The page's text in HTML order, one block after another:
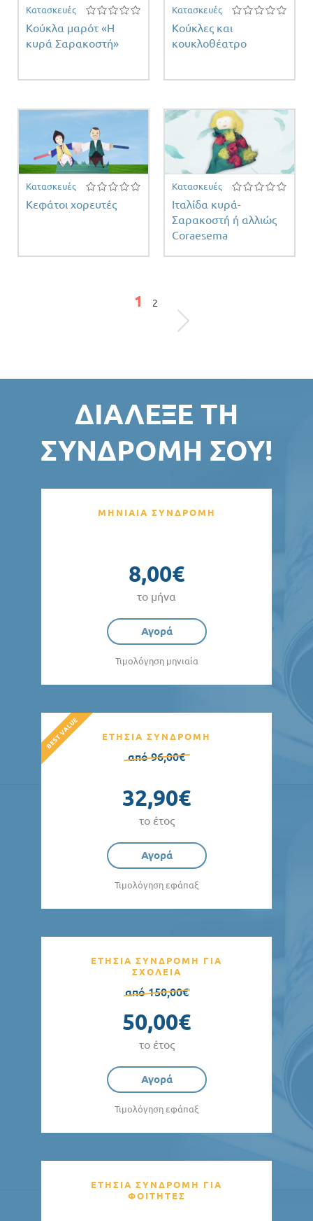
Κατασκευές
Κούκλα μαρότ «Η
κυρά Σαρακοστή»
Κατασκευές
Κούκλες και
κουκλοθέατρο
Κατασκευές
Κεφάτοι χορευτές
Κατασκευές
Ιταλίδα κυρά-
Σαρακοστή ή αλλιώς
Coraesema
1 2
ΔΙΆΛΕΞΕ ΤΗ
ΣΥΝΔΡΟΜΉ ΣΟΥ!
ΜΗΝΙΑΙΑ ΣΥΝΔΡΟΜΗ
8,00€
το μήνα
Αγορά
Τιμολόγηση μηνιαία
ΕΤΗΣΙΑ ΣΥΝΔΡΟΜΗ
από 96,00€
32,90€
το έτος
Αγορά
Τιμολόγηση εφάπαξ
ΕΤΗΣΙΑ ΣΥΝΔΡΟΜΗ ΓΙΑ
ΣΧΟΛΕΙΑ
από 150,00€
50,00€
το έτος
Αγορά
Τιμολόγηση εφάπαξ
ΕΤΗΣΙΑ ΣΥΝΔΡΟΜΗ ΓΙΑ
ΦΟΙΤΗΤΕΣ